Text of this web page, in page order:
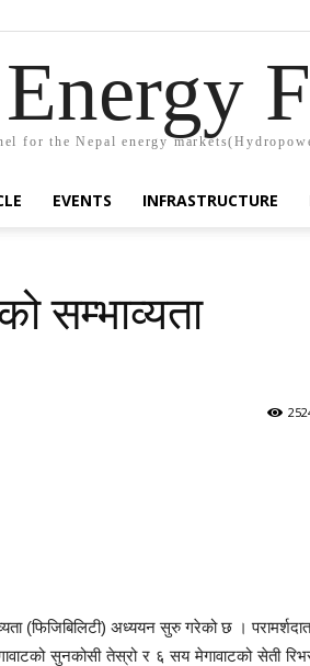
for the Nepal energy
EVENTS INFRASTRUCTURE
सम्भाव्यता
(फिजिबिलिटी) अध्ययन सुरु गरेको छ ।
सुनकोसी तेस्रो र ६ सय मेगावाटको सेती